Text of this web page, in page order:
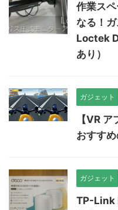
作業ス
なる！
Loctek
あり）
ガジェット
【VR
おすす
ガジェット
TP-Link